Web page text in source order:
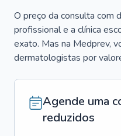
O preço da consulta com
profissional e a clínica
exato. Mas na Medprev,
dermatologistas por
Agende uma
reduzidos